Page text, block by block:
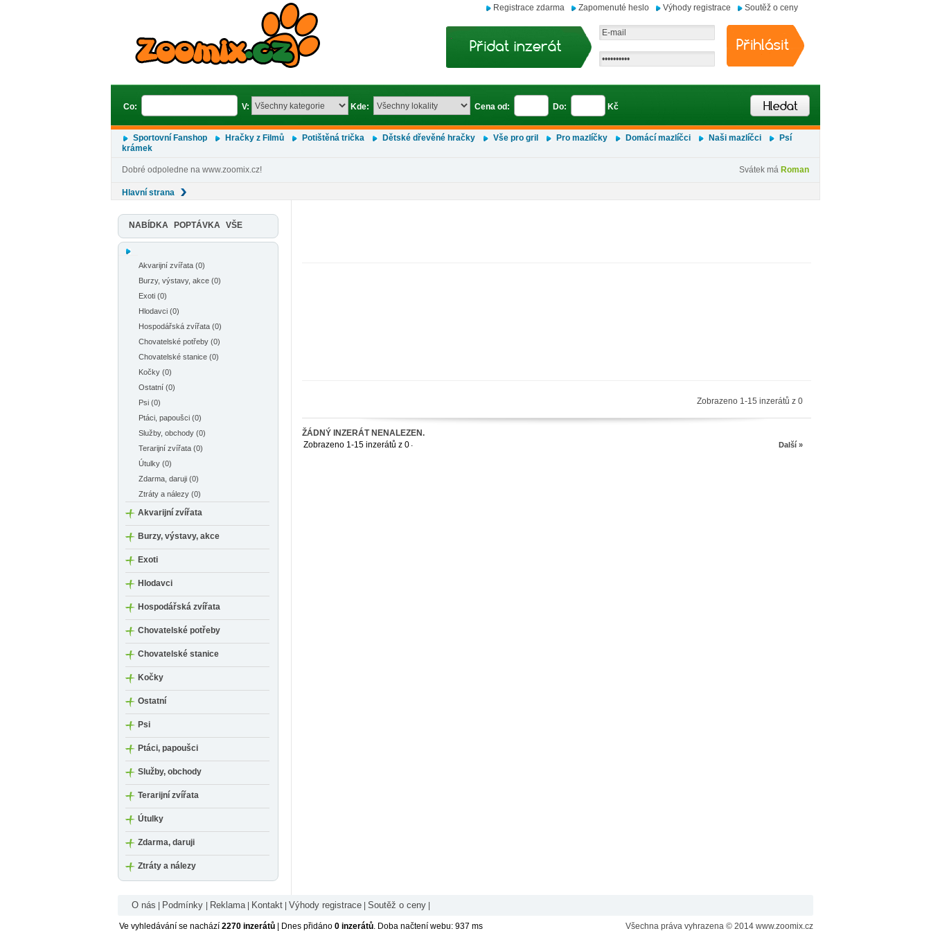
Registrace zdarma Zapomenuté heslo Výhody registrace Soutěž o ceny
Co: V: Kde: Cena od: Do: Kč
Sportovní Fanshop Hračky z Filmů Potištěná trička Dětské dřevěné hračky Vše pro gril Pro mazlíčky Domácí mazlíčci Naši mazlíčci
Psí
krámek
Dobré odpoledne na www.zoomix.cz! Svátek má Roman
Hlavní strana
NABÍDKA POPTÁVKA VŠE
Akvarijní zvířata (0)
Burzy, výstavy, akce (0)
Exoti (0)
Hlodavci (0)
Hospodářská zvířata (0)
Chovatelské potřeby (0)
Chovatelské stanice (0)
Kočky (0)
Ostatní (0)
Psi (0)
Ptáci, papoušci (0)
Služby, obchody (0)
Terarijní zvířata (0)
Útulky (0)
Zdarma, daruji (0)
Ztráty a nálezy (0)
Akvarijní zvířata
Burzy, výstavy, akce
Exoti
Hlodavci
Hospodářská zvířata
Chovatelské potřeby
Chovatelské stanice
Kočky
Ostatní
Psi
Ptáci, papoušci
Služby, obchody
Terarijní zvířata
Útulky
Zdarma, daruji
Ztráty a nálezy
Zobrazeno 1-15 inzerátů z 0
ŽÁDNÝ INZERÁT NENALEZEN.
Zobrazeno 1-15 inzerátů z 0
Další »
.
O nás Podmínky Reklama| Kontakt Výhody registrace Soutěž o ceny
Ve vyhledávání se nachází 2270 inzerátů | Dnes přidáno 0 inzerátů. Doba načtení webu: 937 ms Všechna práva vyhrazena © 2014 www.zoomix.cz